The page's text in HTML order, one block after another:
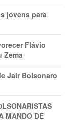
jovens para
Flávio
Zema
Jair Bolsonaro
MANDO DE